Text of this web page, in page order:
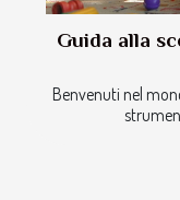
Guida alla
Benvenuti nel